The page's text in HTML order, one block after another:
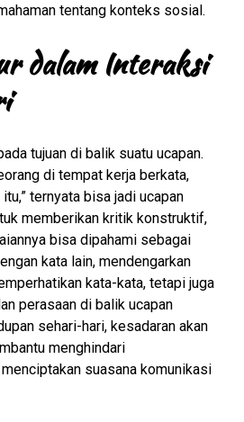
tentang konteks sosial.
dalam Interaksi
tujuan di balik suatu ucapan.
di tempat kerja berkata,
ternyata bisa jadi ucapan
memberikan kritik konstruktif,
bisa dipahami sebagai
kata lain, mendengarkan
kata-kata, tetapi juga
perasaan di balik ucapan
sehari-hari, kesadaran akan
menghindari
suasana komunikasi